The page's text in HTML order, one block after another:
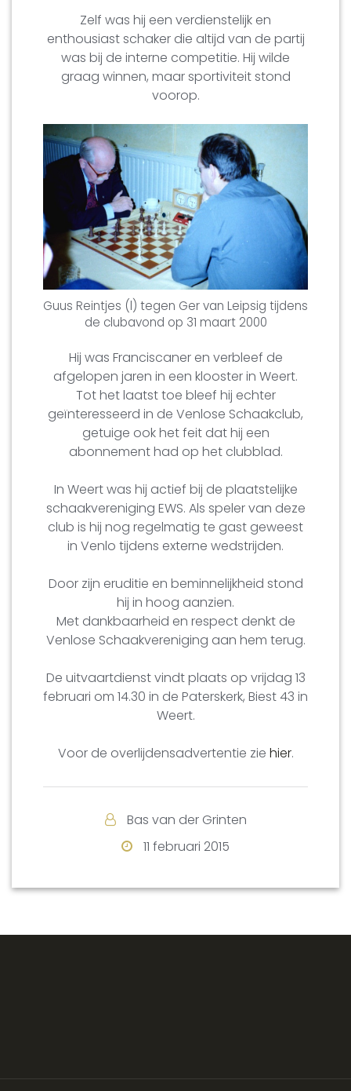
Zelf was hij een verdienstelijk en
enthousiast schaker die altijd van de partij
was bij de interne competitie. Hij wilde
graag winnen, maar sportiviteit stond
voorop.
Guus Reintjes (l) tegen Ger van Leipsig tijdens
de clubavond op 31 maart 2000
Hij was Franciscaner en verbleef de
afgelopen jaren in een klooster in Weert.
Tot het laatst toe bleef hij echter
geïnteresseerd in de Venlose Schaakclub,
getuige ook het feit dat hij een
abonnement had op het clubblad.
In Weert was hij actief bij de plaatstelijke
schaakvereniging EWS. Als speler van deze
club is hij nog regelmatig te gast geweest
in Venlo tijdens externe wedstrijden.
Door zijn eruditie en beminnelijkheid stond
hij in hoog aanzien.
Met dankbaarheid en respect denkt de
Venlose Schaakvereniging aan hem terug.
De uitvaartdienst vindt plaats op vrijdag 13
februari om 14.30 in de Paterskerk, Biest 43 in
Weert.
Voor de overlijdensadvertentie zie hier.
Bas van der Grinten
11 februari 2015